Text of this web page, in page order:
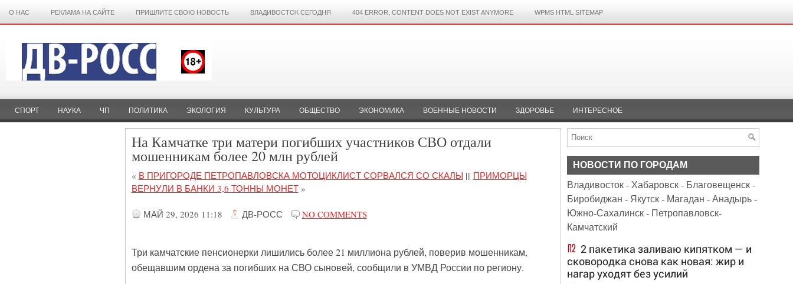
О НАС РЕКЛАМА НА САЙТЕ ПРИШЛИТЕ СВОЮ НОВОСТЬ ВЛАДИВОСТОК СЕГОДНЯ 404 ERROR, CONTENT DOES NOT EXIST ANYMORE WPMS HTML SITEMAP
СПОРТ НАУКА ЧП ПОЛИТИКА ЭКОЛОГИЯ КУЛЬТУРА ОБЩЕСТВО ЭКОНОМИКА ВОЕННЫЕ НОВОСТИ ЗДОРОВЬЕ ИНТЕРЕСНОЕ
На Камчатке три матери погибших участников СВО отдали
мошенникам более 20 млн рублей
« В ПРИГОРОДЕ ПЕТРОПАВЛОВСКА МОТОЦИКЛИСТ СОРВАЛСЯ СО СКАЛЫ ||| ПРИМОРЦЫ
ВЕРНУЛИ В БАНКИ 3,6 ТОННЫ МОНЕТ»
МАЙ 29, 2026 11:18 ДВ-РОСС NO COMMENTS
Три камчатские пенсионерки лишились более 21 миллиона рублей, поверив мошенникам,
обещавшим ордена за погибших на СВО сыновей, сообщили в УМВД России по региону.
НОВОСТИ ПО ГОРОДАМ
Владивосток-Хабаровск- Благовещенск-
Биробиджан - Якутск- Магадан -Анадырь-
Южно-Сахалинск- Петропавловск-
Камчатский
2 пакетика заливаю кипятком — и
сковородка снова как новая: жир и
нагар уходят без усилий